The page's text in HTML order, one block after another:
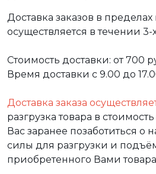
Доставка заказов в пределах
осуществляется в течении
Стоимость доставки: от 700
Время доставки с 9.00 до
Доставка заказа
разгрузка товара в
Вас заранее позаботиться о
силы для разгрузки и
приобретенного Вами